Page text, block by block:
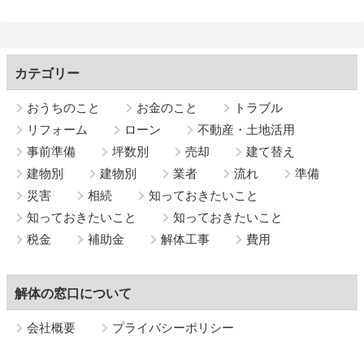
カテゴリー
おうちのこと お金のこと
トラブル
リフォーム
ローン
不動産・土地活用
事前準備
坪数別 売却
建て替え
建物別
建物別 業者 流れ
準備
災害
相続
知っておきたいこと
知っておきたいこと
知っておきたいこと
税金
補助金 解体工事 費用
解体の窓口について
会社概要
プライバシーポリシー